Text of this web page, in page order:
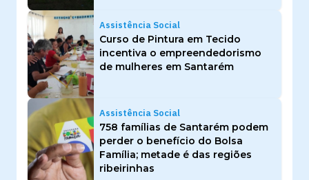
Assistência Social
Curso de Pintura em Tecido
incentiva o empreendedorismo
de mulheres em Santarém
Assistência Social
758 famílias de Santarém podem
perder o benefício do Bolsa
Família; metade é das regiões
ribeirinhas